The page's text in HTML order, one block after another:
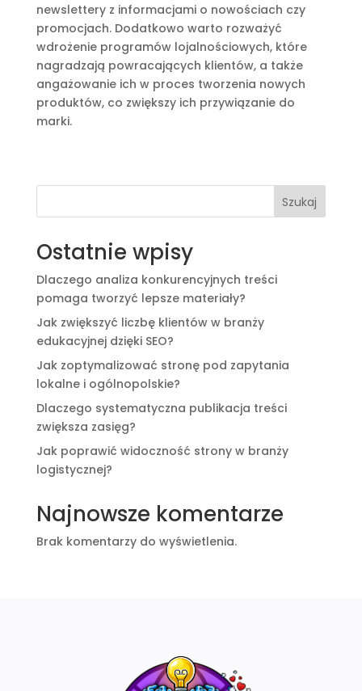
newslettery z informacjami o nowościach czy
promocjach. Dodatkowo warto rozważyć
wdrożenie programów lojalnościowych, które
nagradzają powracających klientów, a także
angażowanie ich w proces tworzenia nowych
produktów, co zwiększy ich przywiązanie do
marki.
Szukaj
Ostatnie wpisy
Dlaczego analiza konkurencyjnych treści
pomaga tworzyć lepsze materiały?
Jak zwiększyć liczbę klientów w branży
edukacyjnej dzięki SEO?
Jak zoptymalizować stronę pod zapytania
lokalne i ogólnopolskie?
Dlaczego systematyczna publikacja treści
zwiększa zasięg?
Jak poprawić widoczność strony w branży
logistycznej?
Najnowsze komentarze
Brak komentarzy do wyświetlenia.